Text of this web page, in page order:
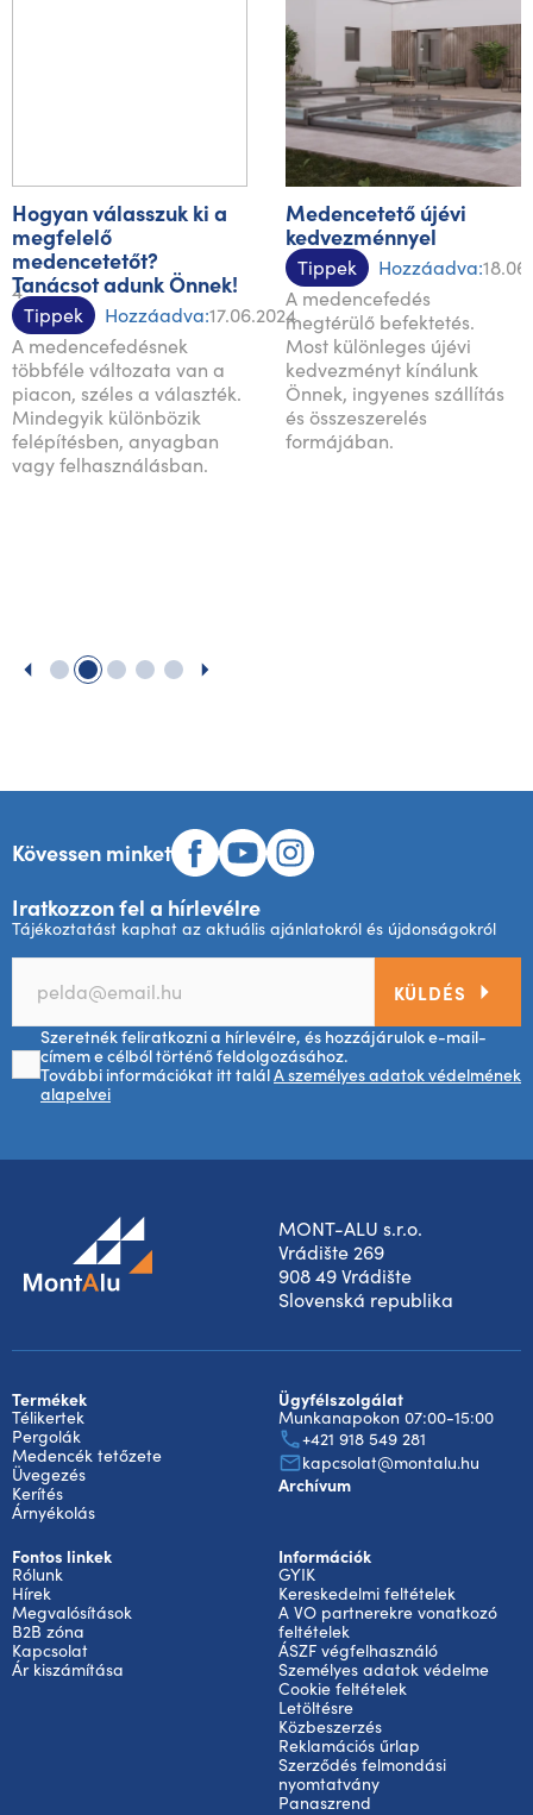
Hogyan válasszuk ki a
megfelelő
medencetetőt?
Tanácsot adunk Önnek!
Tippek Hozzáadva:17.06.2024
A medencefedésnek
többféle változata van a
piacon, széles a választék.
Mindegyik különbözik
felépítésben, anyagban
vagy felhasználásban.
Medencetető újévi
kedvezménnyel
Tippek Hozzáadva:
A medencefedés
megtérülő befektetés.
Most különleges újévi
kedvezményt kínálunk
Önnek, ingyenes szállítás
és összeszerelés
formájában.
Iratkozzon fel a hírlevélre
Tájékoztatást kaphat az aktuális ajánlatokról és újdonságokról
KÜLDÉS
Szeretnék feliratkozni a hírlevélre, és hozzájárulok e-mail-
címem e célból történő feldolgozásához.
További információkat itt találA személyes adatok védelmének
alapelvei
Kövessen minket
MONT-ALU s.r.o.
Vrádište 269
908 49 Vrádište
Slovenská republika
Termékek
Télikertek
Pergolák
Medencék tetőzete
Üvegezés
Kerítés
Árnyékolás
Információk
GYIK
Kereskedelmi feltételek
A VO partnerekre vonatkozó
feltételek
ÁSZF végfelhasználó
Személyes adatok védelme
Cookie feltételek
Letöltésre
Közbeszerzés
Reklamációs űrlap
Szerződés felmondási
nyomtatvány
Panaszrend
Fontos linkek
Rólunk
Hírek
Megvalósítások
B2B zóna
Kapcsolat
Ár kiszámítása
Ügyfélszolgálat
Munkanapokon 07:00-15:00
+421 918 549 281
kapcsolat@montalu.hu
Archívum